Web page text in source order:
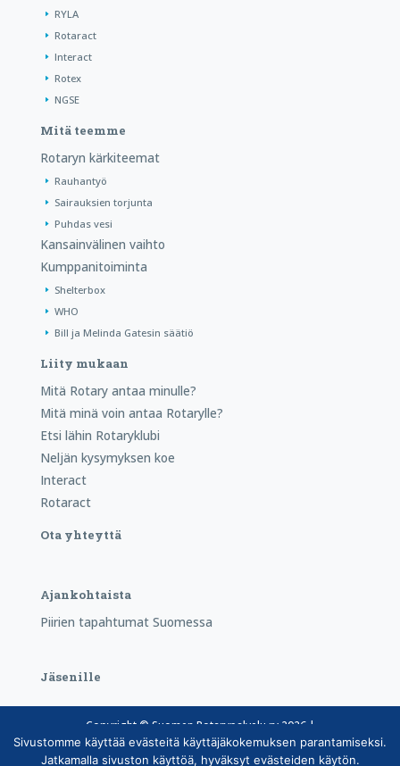
RYLA
Rotaract
Interact
Rotex
NGSE
Mitä teemme
Rotaryn kärkiteemat
Rauhantyö
Sairauksien torjunta
Puhdas vesi
Kansainvälinen vaihto
Kumppanitoiminta
Shelterbox
WHO
Bill ja Melinda Gatesin säätiö
Liity mukaan
Mitä Rotary antaa minulle?
Mitä minä voin antaa Rotarylle?
Etsi lähin Rotaryklubi
Neljän kysymyksen koe
Interact
Rotaract
Ota yhteyttä
Ajankohtaista
Piirien tapahtumat Suomessa
Jäsenille
Copyright © Suomen Rotarypalvelu ry 2026 |
Jäsentietojärjestelmän tietosuojaseloste|Henkilötietojen
Sivustomme käyttää evästeitä käyttäjäkokemuksen parantamiseksi.
Jatkamalla sivuston käyttöä, hyväksyt evästeiden käytön.